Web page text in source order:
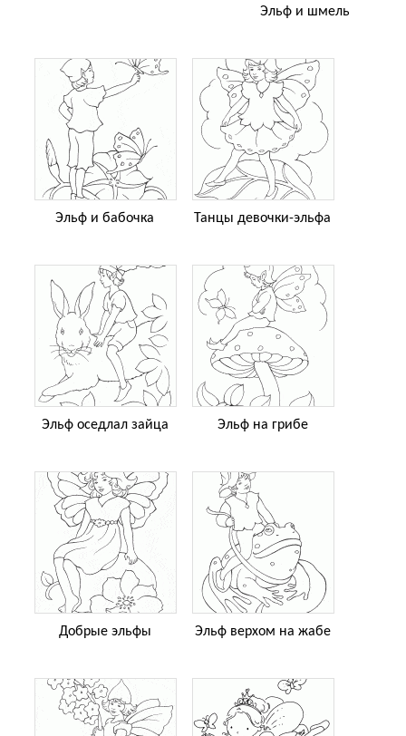
Эльф и шмель
Эльф и бабочка Танцы девочки-эльфа
Эльф оседлал зайца Эльф на грибе
Добрые эльфы Эльф верхом на жабе